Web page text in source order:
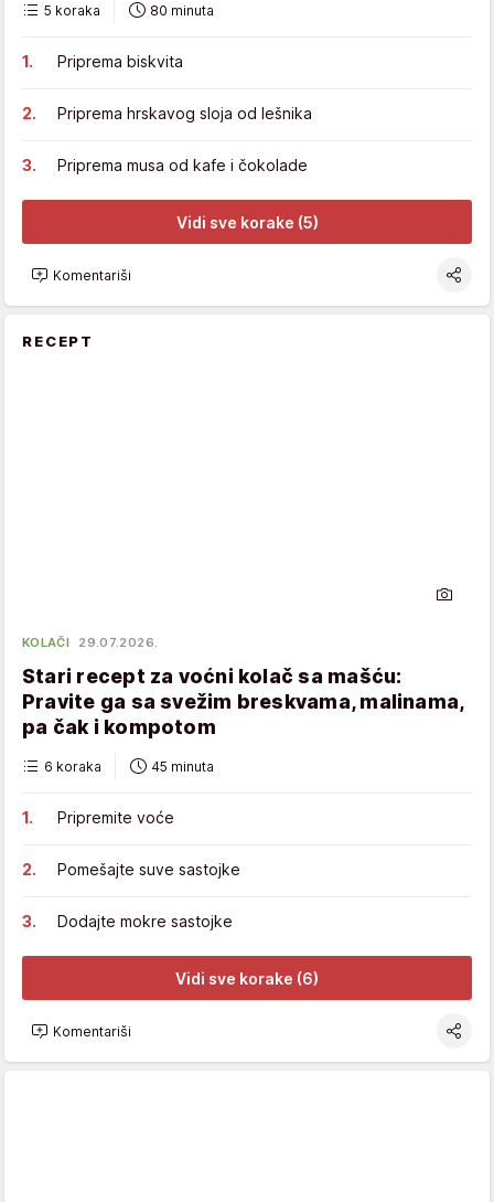
5 koraka 80 minuta
Priprema biskvita
Priprema hrskavog sloja od lešnika
Priprema musa od kafe i čokolade
Vidi sve korake (5)
Komentariši
RECEPT
KOLAČI 29.07.2026.
Stari recept za voćni kolač sa mašću:
Pravite ga sa svežim breskvama, malinama,
pa čak i kompotom
6 koraka 45 minuta
Pripremite voće
Pomešajte suve sastojke
Dodajte mokre sastojke
Vidi sve korake (6)
Komentariši